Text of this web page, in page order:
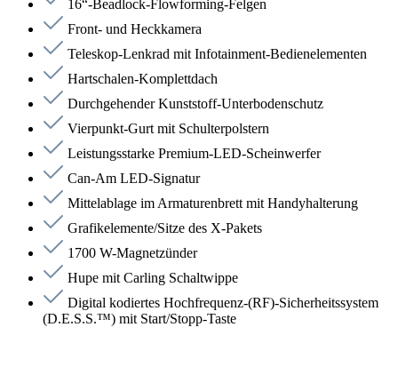
16“-Beadlock-Flowforming-Felgen
Front- und Heckkamera
Teleskop-Lenkrad mit Infotainment-Bedienelementen
Hartschalen-Komplettdach
Durchgehender Kunststoff-Unterbodenschutz
Vierpunkt-Gurt mit Schulterpolstern
Leistungsstarke Premium-LED-Scheinwerfer
Can-Am LED-Signatur
Mittelablage im Armaturenbrett mit Handyhalterung
Grafikelemente/Sitze des X-Pakets
1700 W-Magnetzünder
Hupe mit Carling Schaltwippe
Digital kodiertes Hochfrequenz-(RF)-Sicherheitssystem
(D.E.S.S.™) mit Start/Stopp-Taste